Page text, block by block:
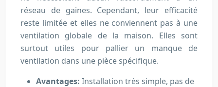
réseau de gaines. Cependant, leur efficacité
reste limitée et elles ne conviennent pas à une
ventilation globale de la maison. Elles sont
surtout utiles pour pallier un manque de
ventilation dans une pièce spécifique.
Avantages: Installation très simple, pas de